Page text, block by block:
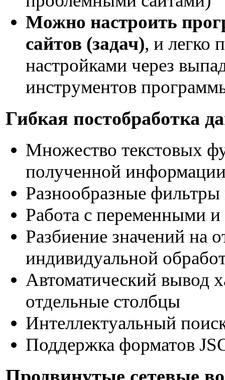
Можно настроить
сайтов (задач), и легко
настройками через
инструментов
Гибкая постобработка
Множество текстовых
полученной
Разнообразные
Работа с переменными
Разбиение значений на
индивидуальной
Автоматический вывод
отдельные столбцы
Интеллектуальный
Поддержка форматов
Продвинутые сетевые